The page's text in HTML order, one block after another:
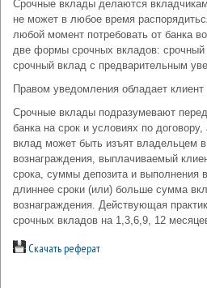
Срочные вклады делаются
не может в любое время
любой момент потребовать от банка
две формы срочных вкладов:
срочный вклад с предварительным
Правом уведомления обладает
Срочные вклады подразумевают
банка на срок и условиях по
вклад может быть изъят владельцем
вознаграждения, выплачиваемый
срока, суммы депозита и выполнения
длиннее сроки (или) больше сумма
вознаграждения. Действующая
срочных вкладов на 1,3,6,9, 12
Скачать реферат